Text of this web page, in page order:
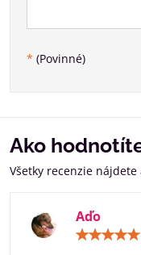
* (Povinné)
Ako
Všetky recenzie nájdete
Aďo